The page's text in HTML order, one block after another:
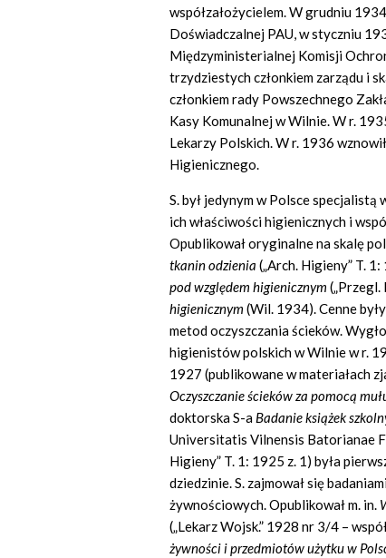
współzałożycielem. W grudniu
Doświadczalnej PAU, w styczniu
Międzyministerialnej Komisji
trzydziestych członkiem zarządu i
członkiem rady Powszechnego
Kasy Komunalnej w Wilnie. W r.
Lekarzy Polskich. W r. 1936
Higienicznego.
S. był jedynym w Polsce
ich właściwości higienicznych i
Opublikował oryginalne na skalę
tkanin odzienia („Arch. Higieny” T.
pod względem higienicznym („Przegl.
higienicznym (Wil. 1934). Cenne
metod oczyszczania ścieków.
higienistów polskich w Wilnie w r.
1927 (publikowane w materiałach
Oczyszczanie ścieków za pomocą
doktorska S-a Badanie książek
Universitatis Vilnensis Batorianae
Higieny” T. 1: 1925 z. 1) była
dziedzinie. S. zajmował się
żywnościowych. Opublikował m. in.
(„Lekarz Wojsk.” 1928 nr 3/4 –
żywności i przedmiotów użytku w